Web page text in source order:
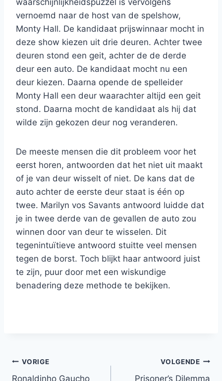
waarschijnlijkheidspuzzel is vervolgens
vernoemd naar de host van de spelshow,
Monty Hall. De kandidaat prijswinnaar mocht in
deze show kiezen uit drie deuren. Achter twee
deuren stond een geit, achter de de derde
deur een auto. De kandidaat mocht nu een
deur kiezen. Daarna opende de spelleider
Monty Hall een deur waarachter altijd een geit
stond. Daarna mocht de kandidaat als hij dat
wilde zijn gekozen deur nog veranderen.
De meeste mensen die dit probleem voor het
eerst horen, antwoorden dat het niet uit maakt
of je van deur wisselt of niet. De kans dat de
auto achter de eerste deur staat is één op
twee. Marilyn vos Savants antwoord luidde dat
je in twee derde van de gevallen de auto zou
winnen door van deur te wisselen. Dit
tegenintuïtieve antwoord stuitte veel mensen
tegen de borst. Toch blijkt haar antwoord juist
te zijn, puur door met een wiskundige
benadering deze methode te bekijken.
Bericht
VORIGE
Ronaldinho Gaucho
VOLGENDE
Prisoner’s Dilemma